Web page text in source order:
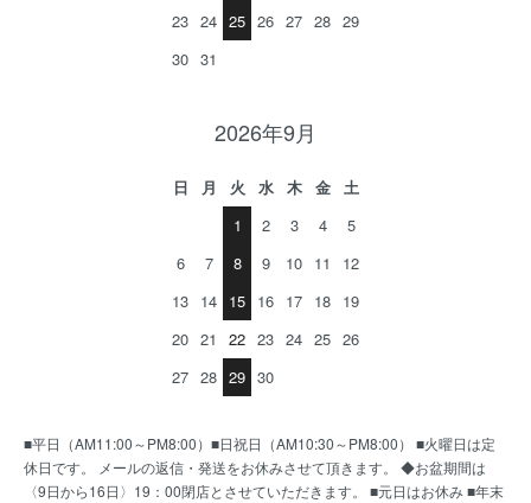
23 24 25 26 27 28 29
30 31
2026年9月
日 月 火 水 木 金
土
1
2 3 4
5
6
7 8 9 10 11
12
13 14 15 16 17 18 19
20 21 22 23 24 25 26
27 28 29 30
■平日（AM11:00～PM8:00）■日祝日（AM10:30～PM8:00） ■火曜日は定
休日です。 メールの返信・発送をお休みさせて頂きます。 ◆お盆期間は
〈9日から16日〉19：00閉店とさせていただきます。 ■元日はお休み ■年末